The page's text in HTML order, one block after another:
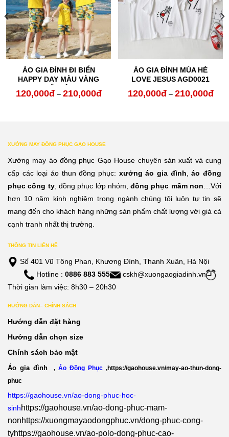
ÁO GIA ĐÌNH ĐI BIỂN
HAPPY DAY MÀU VÀNG
NỔI BẬT
120,000đ – 210,000đKhoảng
210,000đ
ÁO GIA ĐÌNH MÙA HÈ
LOVE JESUS AGD0021
120,000đ – 210,000đ
XƯỞNG MAY ĐỒNG PHỤC GẠO HOUSE
Xưởng may áo đồng phục Gạo House chuyên sản xuất và cung
cấp các loại áo thun đồng phục: xưởng áo gia đình,áo đồng
phục công ty, đồng phục lớp nhóm,đồng phục mầm non…Với
hơn 10 năm kinh nghiệm trong ngành chúng tôi luôn tự tin sẽ
mang đến cho khách hàng những sản phẩm chất lượng với giá cả
cạnh tranh nhất thị trường.
THÔNG TIN LIÊN HỆ
Số 401 Vũ Tông Phan, Khương Đình, Thanh Xuân, Hà Nội
Hotline : 0886 883 555
cskh@xuongaogiadinh.vn
Thời gian làm việc: 8h30 – 20h30
HƯỚNG DẪN– CHÍNH SÁCH
Hướng dẫn đặt hàng
Hướng dẫn chọn size
Chính sách bảo mật
Áo gia đình , Áo Đồng Phục ,https://gaohouse.vn/may-ao-thun-dong-
phuc
https://gaohouse.vn/ao-dong-phuc-hoc-
sinhhttps://gaohouse.vn/ao-dong-phuc-mam-
nonhttps://xuongmayaodongphuc.vn/dong-phuc-cong-
tyhttps://gaohouse.vn/ao-polo-dong-phuc-cao-